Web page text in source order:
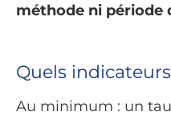
méthode ni période
Quels
Au minimum : un